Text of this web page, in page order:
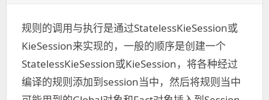
规则的调用与执行是通过StatelessKieSession或
KieSession来实现的，一般的顺序是创建一个
StatelessKieSession或KieSession，将各种经过
编译的规则添加到session当中，然后将规则当中